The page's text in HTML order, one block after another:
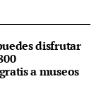
disfrutar
a museos